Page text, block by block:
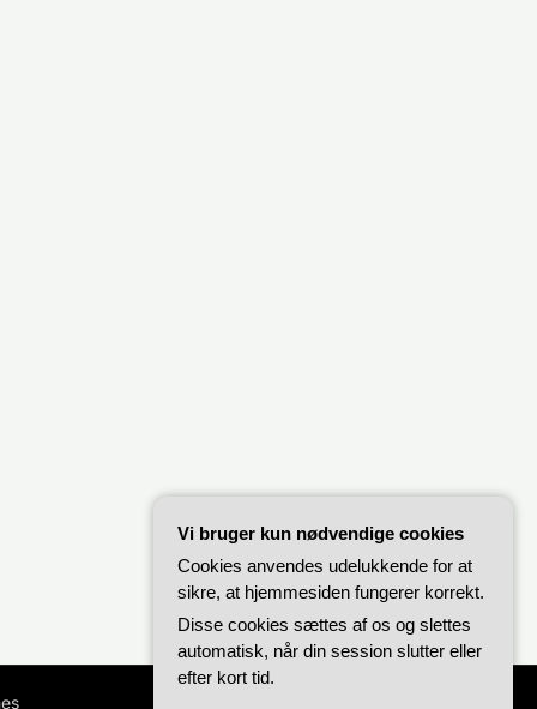
Vi bruger kun nødvendige cookies
Cookies anvendes udelukkende for at
sikre, at hjemmesiden fungerer korrekt.
Disse cookies sættes af os og slettes
automatisk, når din session slutter eller
efter kort tid.